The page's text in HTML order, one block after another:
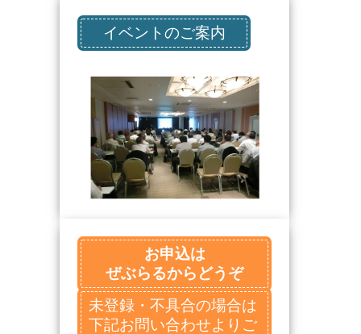
イベントのご案内
お申込は
ぜぶらるからどうぞ
未登録・不具合の場合は
下記お問い合わせよりご